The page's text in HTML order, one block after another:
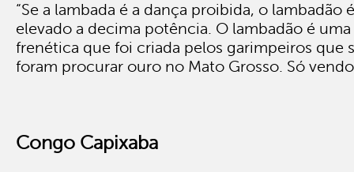
“Se a lambada é a dança proibida, o lambadão
elevado a decima potência. O lambadão é
frenética que foi criada pelos garimpeiros que
foram procurar ouro no Mato Grosso. Só
Congo Capixaba